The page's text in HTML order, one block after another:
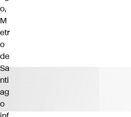
o,
M
etr
o
de
Sa
nti
ag
o